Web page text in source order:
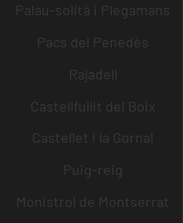
Palau-solità i Plegamans
Pacs del Penedès
Rajadell
Castellfullit del Boix
Castellet i la Gornal
Puig-reig
Monistrol de Montserrat